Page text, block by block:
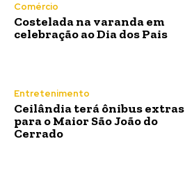
Comércio
Costelada na varanda em
celebração ao Dia dos Pais
Entretenimento
Ceilândia terá ônibus extras
para o Maior São João do
Cerrado